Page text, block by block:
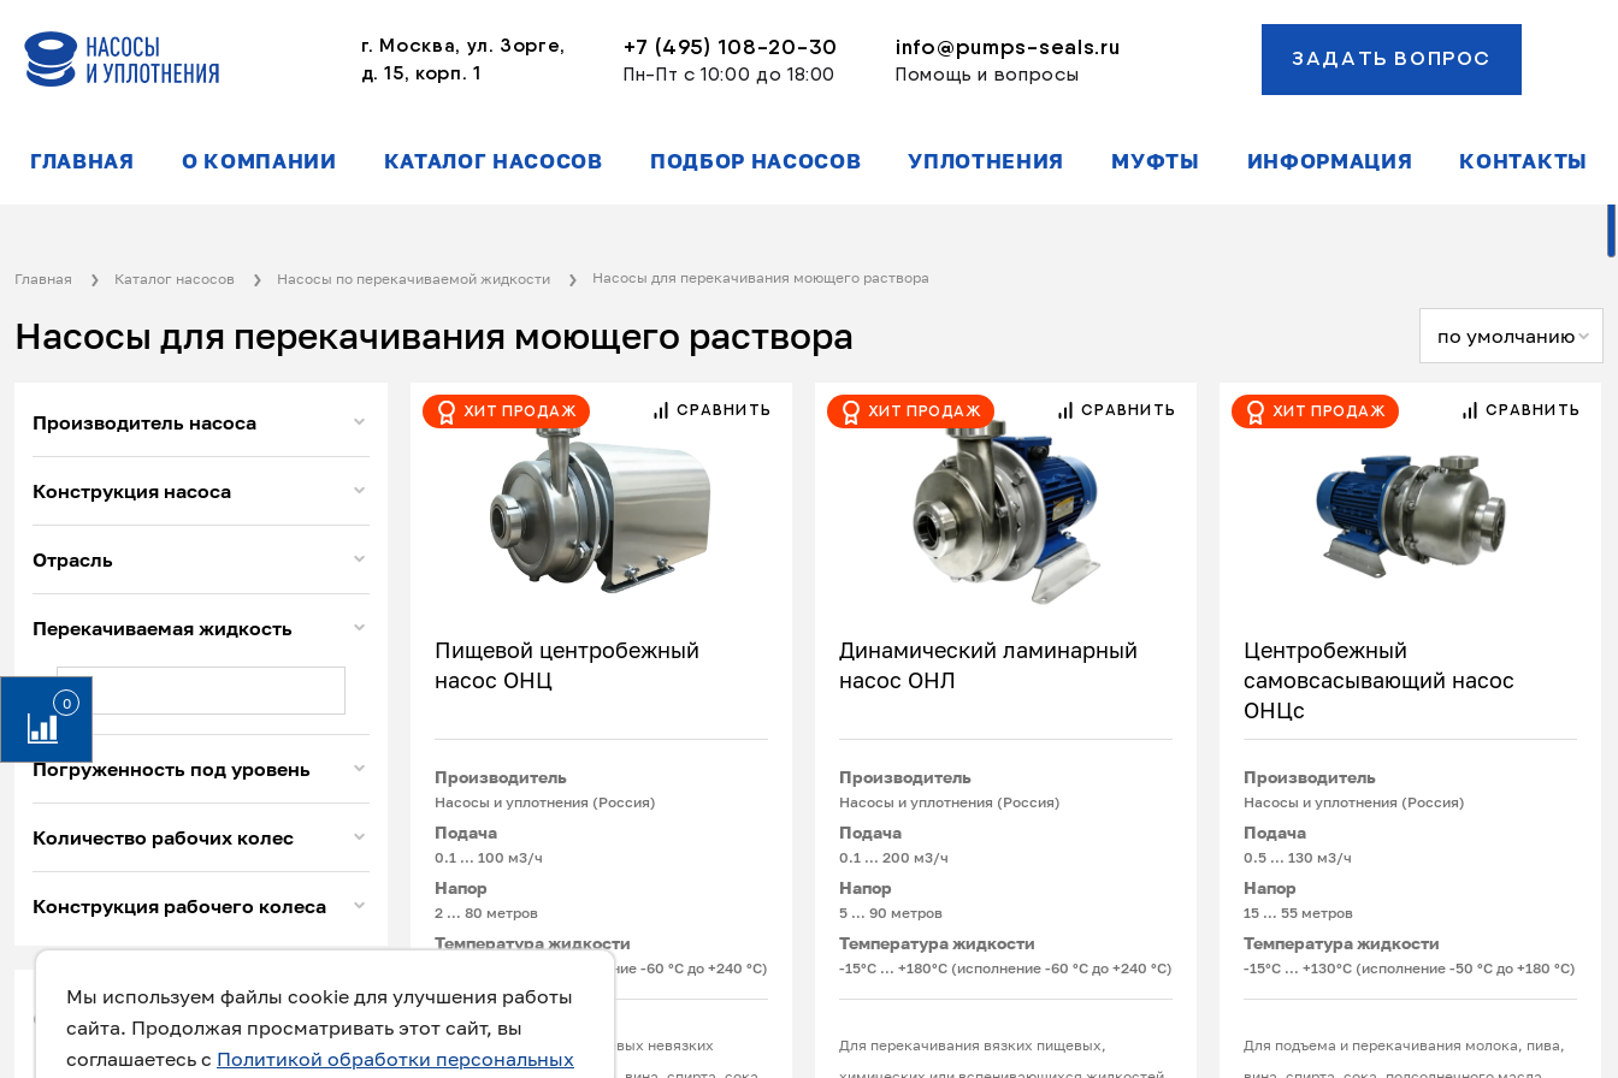
Мы используем файлы cookie для улучшения работы
сайта. Продолжая просматривать этот сайт, вы
соглашаетесь с Политикой обработки персональных
0
г. Москва, ул. Зорге,
д. 15, корп. 1
+7 (495) 108-20-30
Пн-Пт с 10:00 до 18:00
info@pumps-seals.ru
Помощь и вопросы
ЗАДАТЬ ВОПРОС
ГЛАВНАЯ О КОМПАНИИ КАТАЛОГ НАСОСОВ ПОДБОР НАСОСОВ УПЛОТНЕНИЯ МУФТЫ ИНФОРМАЦИЯ КОНТАКТЫ
Главная Каталог насосов Насосы по перекачиваемой жидкости Насосы для перекачивания моющего раствора
Насосы для перекачивания моющего раствора по умолчанию
Производитель насоса
Конструкция насоса
Отрасль
Перекачиваемая жидкость
Погруженность под уровень
Количество рабочих колес
Конструкция рабочего колеса
фильтр
Хит продаж СРАВНИТЬ
Пищевой центробежный
насос ОНЦ
Производитель
Насосы и уплотнения (Россия)
Подача
0.1 ... 100 м3/ч
Напор
2 … 80 метров
Температура жидкости
-15°С ... +180°С (исполнение -60 °С до +240 °С)
Для перекачивания пищевых невязких
Хит продаж СРАВНИТЬ
Динамический ламинарный
насос ОНЛ
Производитель
Насосы и уплотнения (Россия)
Подача
0.1 ... 200 м3/ч
Напор
5 … 90 метров
Температура жидкости
-15°С ... +180°С (исполнение -60 °С до +240 °С)
Для перекачивания вязких пищевых,
Хит продаж СРАВНИТЬ
Центробежный
самовсасывающий насос
ОНЦс
Производитель
Насосы и уплотнения (Россия)
Подача
0.5 ... 130 м3/ч
Напор
15 … 55 метров
Температура жидкости
-15°С ... +130°С (исполнение -50 °С до +180 °С)
Для подъема и перекачивания молока, пива,